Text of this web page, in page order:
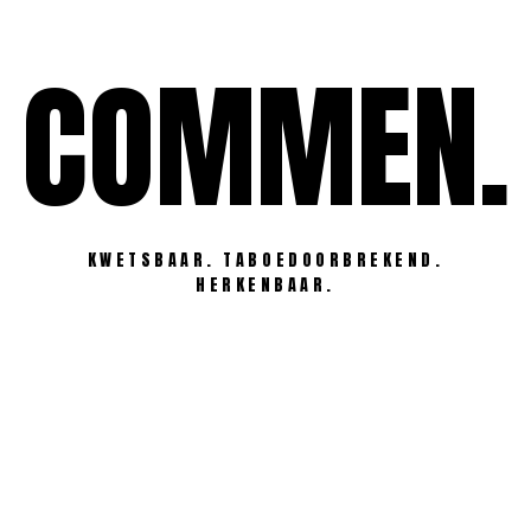
inhoudCOMMEN.
KWETSBAAR. TABOEDOORBREKEND.
HERKENBAAR.